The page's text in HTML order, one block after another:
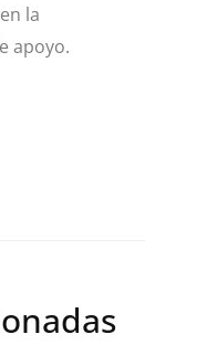
la
apoyo.